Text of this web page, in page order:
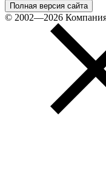
Полная версия сайта
© 2002—2026